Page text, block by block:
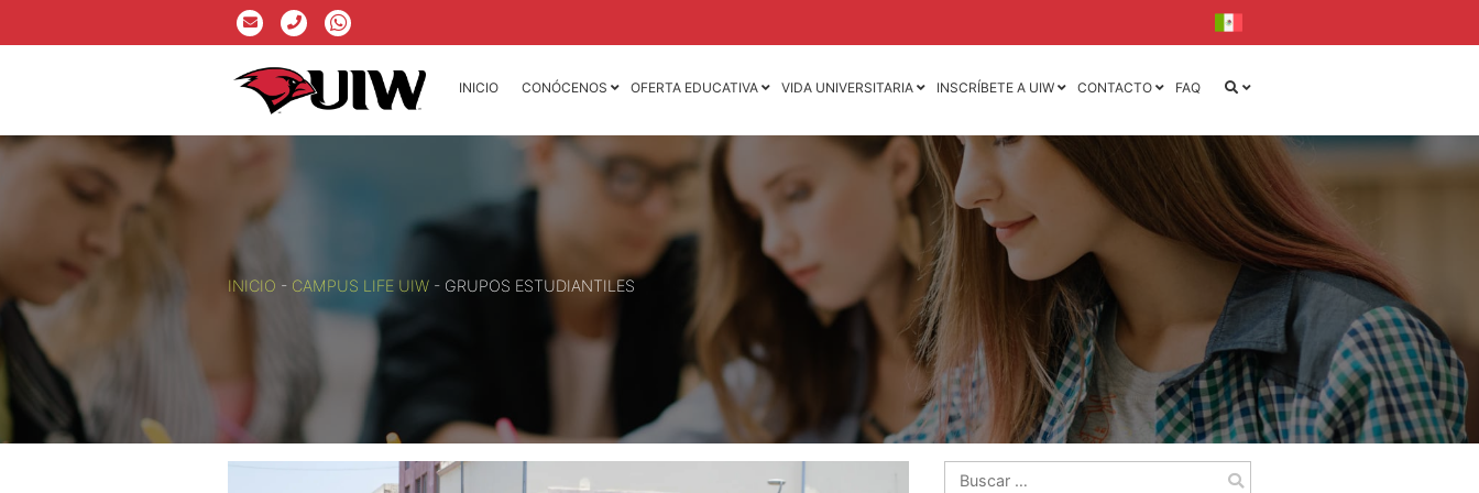
INICIO CONÓCENOS OFERTA EDUCATIVA
Licenciatura en
Contaduría Pública y
Finanzas
Licenciatura en Derecho
Licenciatura en
Administración de
Licenciatura en
Negocios Internacionales
Licenciatura en Nutrición
Licenciatura en
Psicología
Licenciatura en
Mercadotecnia
Licenciatura en
Animación 3D y Diseño
de Videojuegos
Licenciatura en Diseño y
Mercadotecnia de la
Ingeniería Industrial
Ingeniería Mecánica
Ingeniería Mecatrónica
VIDA UNIVERSITARIA INSCRÍBETE A UIW CONTACTO FAQ
INICIO - CAMPUS LIFE UIW - GRUPOS ESTUDIANTILES
Buscar: